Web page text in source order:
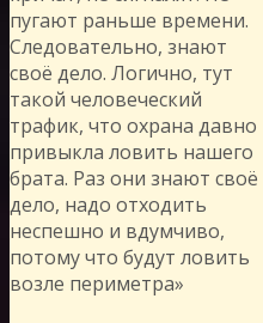
пугают раньше времени.
Следовательно, знают
своё дело. Логично, тут
такой человеческий
трафик, что охрана давно
привыкла ловить нашего
брата. Раз они знают своё
дело, надо отходить
неспешно и вдумчиво,
потому что будут ловить
возле периметра»